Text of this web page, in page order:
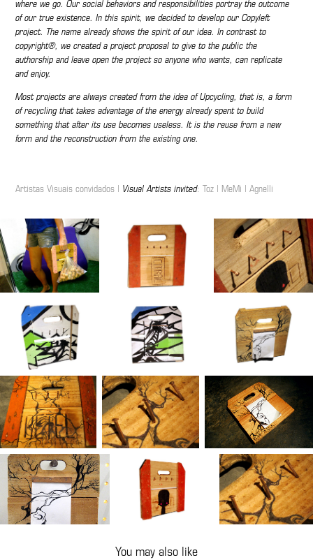
where we go. Our social behaviors and responsibilities portray the outcome
of our true existence. In this spirit, we decided to develop our Copyleft
project. The name already shows the spirit of our idea. In contrast to
copyright®, we created a project proposal to give to the public the
authorship and leave open the project so anyone who wants, can replicate
and enjoy.
Most projects are always created from the idea of Upcycling, that is, a form
of recycling that takes advantage of the energy already spent to build
something that after its use becomes useless. It is the reuse from a new
form and the reconstruction from the existing one.
Artistas Visuais convidados | Visual Artists invited: Toz | MeMi | Agnelli
You may also like